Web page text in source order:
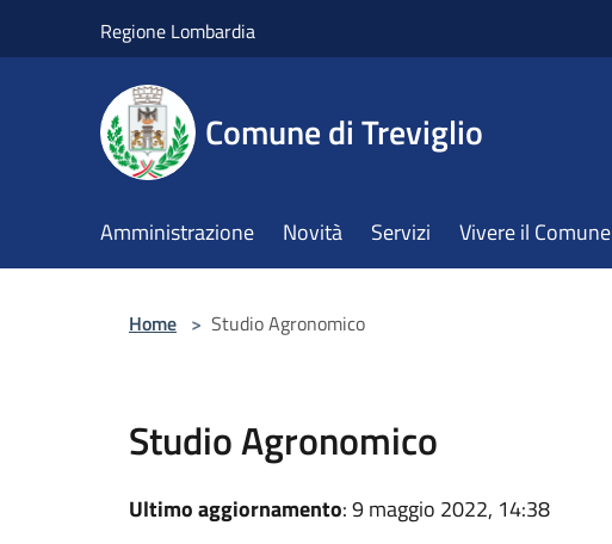
Regione Lombardia
Comune di Treviglio
Amministrazione Novità Servizi Vivere il Comune
Home > Studio Agronomico
Studio Agronomico
Ultimo aggiornamento: 9 maggio 2022, 14:38